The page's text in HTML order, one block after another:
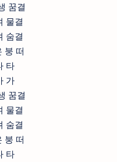
꿈결
물결
숨결
붕 떠
타
가
꿈결
물결
숨결
붕 떠
타